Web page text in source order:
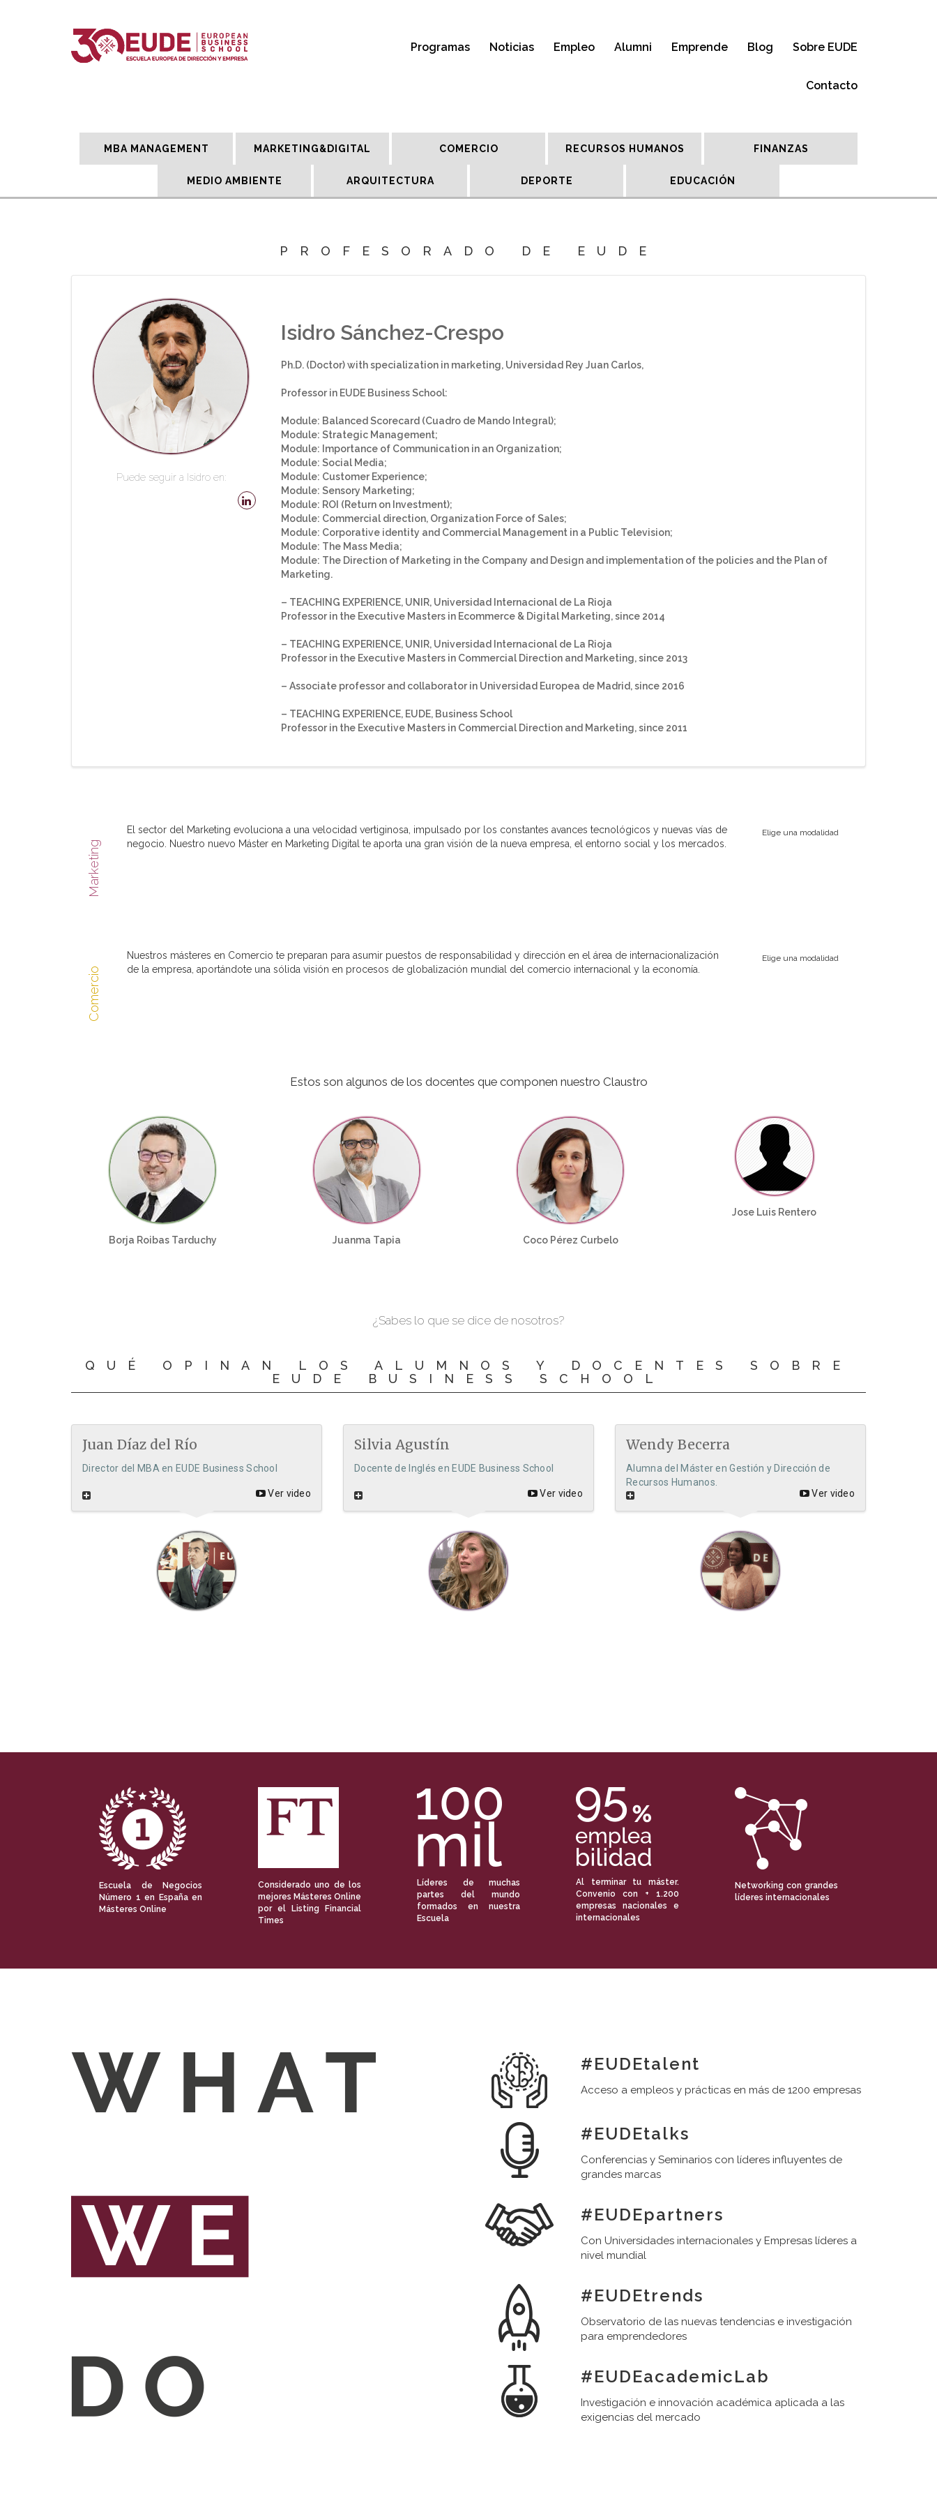
Programas Noticias Empleo Alumni Emprende Blog Sobre EUDE
Contacto
MBA MANAGEMENT MARKETING&DIGITAL COMERCIO RECURSOS HUMANOS FINANZAS
MEDIO AMBIENTE ARQUITECTURA DEPORTE EDUCACIÓN
PROFESORADO DE EUDE
Puede seguir a Isidro en:
Isidro Sánchez-Crespo
Ph.D. (Doctor) with specialization in marketing, Universidad Rey Juan Carlos,
Professor in EUDE Business School:
Module: Balanced Scorecard (Cuadro de Mando Integral);
Module: Strategic Management;
Module: Importance of Communication in an Organization;
Module: Social Media;
Module: Customer Experience;
Module: Sensory Marketing;
Module: ROI (Return on Investment);
Module: Commercial direction, Organization Force of Sales;
Module: Corporative identity and Commercial Management in a Public Television;
Module: The Mass Media;
Module: The Direction of Marketing in the Company and Design and implementation of the policies and the Plan of
Marketing.
– TEACHING EXPERIENCE, UNIR, Universidad Internacional de La Rioja
Professor in the Executive Masters in Ecommerce & Digital Marketing, since 2014
– TEACHING EXPERIENCE, UNIR, Universidad Internacional de La Rioja
Professor in the Executive Masters in Commercial Direction and Marketing, since 2013
– Associate professor and collaborator in Universidad Europea de Madrid, since 2016
– TEACHING EXPERIENCE, EUDE, Business School
Professor in the Executive Masters in Commercial Direction and Marketing, since 2011
Marketing
El sector del Marketing evoluciona a una velocidad vertiginosa, impulsado por los constantes avances tecnológicos y nuevas vías de
negocio. Nuestro nuevo Máster en Marketing Digital te aporta una gran visión de la nueva empresa, el entorno social y los mercados.
Elige una modalidad
Comercio
Nuestros másteres en Comercio te preparan para asumir puestos de responsabilidad y dirección en el área de internacionalización
de la empresa, aportándote una sólida visión en procesos de globalización mundial del comercio internacional y la economía.
Elige una modalidad
Estos son algunos de los docentes que componen nuestro Claustro
Borja Roibas Tarduchy Juanma Tapia Coco Pérez Curbelo
Jose Luis Rentero
¿Sabes lo que se dice de nosotros?
QUÉ OPINAN LOS ALUMNOS Y DOCENTES SOBRE
EUDE BUSINESS SCHOOL
Juan Díaz del Río
Director del MBA en EUDE Business School
Ver video
Silvia Agustín
Docente de Inglés en EUDE Business School
Ver video
Wendy Becerra
Alumna del Máster en Gestión y Dirección de
Recursos Humanos.
Ver video
Escuela de Negocios
Número 1 en España en
Másteres Online
Considerado uno de los
mejores Másteres Online
por el Listing Financial
Times
Líderes de muchas
partes del mundo
formados en nuestra
Escuela
Al terminar tu máster.
Convenio con + 1.200
empresas nacionales e
internacionales
Networking con grandes
líderes internacionales
#EUDEtalent
Acceso a empleos y prácticas en más de 1200 empresas
#EUDEtalks
Conferencias y Seminarios con líderes influyentes de
grandes marcas
#EUDEpartners
Con Universidades internacionales y Empresas líderes a
nivel mundial
#EUDEtrends
Observatorio de las nuevas tendencias e investigación
para emprendedores
#EUDEacademicLab
Investigación e innovación académica aplicada a las
exigencias del mercado